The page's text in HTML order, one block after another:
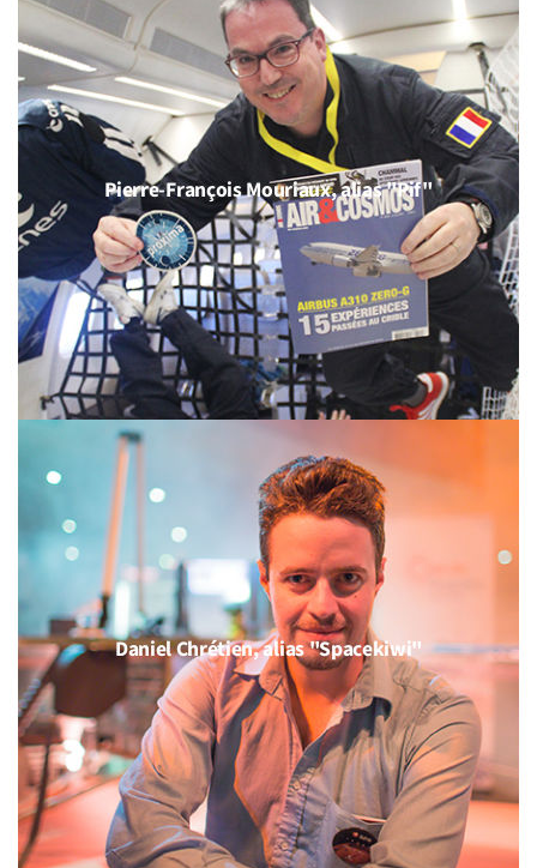
Pierre-François Mouriaux, alias "Pif"
Daniel Chrétien, alias "Spacekiwi"